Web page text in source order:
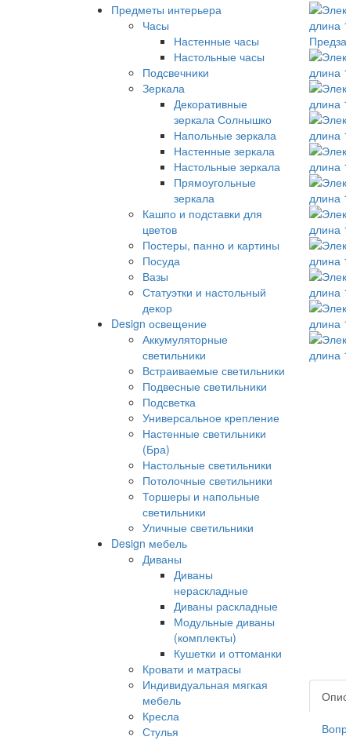
Предметы интерьера
Часы
Настенные часы
Настольные часы
Подсвечники
Зеркала
Декоративные
зеркала Солнышко
Напольные зеркала
Настенные зеркала
Настольные зеркала
Прямоугольные
зеркала
Кашпо и подставки для
цветов
Постеры, панно и картины
Посуда
Вазы
Статуэтки и настольный
декор
Design освещение
Аккумуляторные
светильники
Встраиваемые светильники
Подвесные светильники
Подсветка
Универсальное крепление
Настенные светильники
(Бра)
Настольные светильники
Потолочные светильники
Торшеры и напольные
светильники
Уличные светильники
Design мебель
Диваны
Диваны
нераскладные
Диваны раскладные
Модульные диваны
(комплекты)
Кушетки и оттоманки
Кровати и матрасы
Индивидуальная мягкая
мебель
Кресла
Стулья